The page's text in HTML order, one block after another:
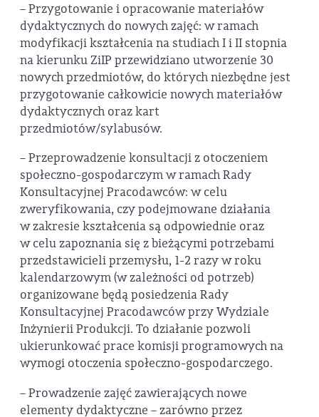
– Przygotowanie i opracowanie materiałów
dydaktycznych do nowych zajęć: w ramach
modyfikacji kształcenia na studiach I i II stopnia
na kierunku ZiIP przewidziano utworzenie 30
nowych przedmiotów, do których niezbędne jest
przygotowanie całkowicie nowych materiałów
dydaktycznych oraz kart
przedmiotów/sylabusów.
– Przeprowadzenie konsultacji z otoczeniem
społeczno-gospodarczym w ramach Rady
Konsultacyjnej Pracodawców: w celu
zweryfikowania, czy podejmowane działania
w zakresie kształcenia są odpowiednie oraz
w celu zapoznania się z bieżącymi potrzebami
przedstawicieli przemysłu, 1-2 razy w roku
kalendarzowym (w zależności od potrzeb)
organizowane będą posiedzenia Rady
Konsultacyjnej Pracodawców przy Wydziale
Inżynierii Produkcji. To działanie pozwoli
ukierunkować prace komisji programowych na
wymogi otoczenia społeczno-gospodarczego.
– Prowadzenie zajęć zawierających nowe
elementy dydaktyczne – zarówno przez